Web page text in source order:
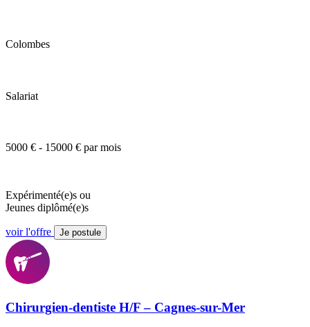
Colombes
Salariat
5000 € - 15000 € par mois
Expérimenté(e)s ou
Jeunes diplômé(e)s
voir l'offre Je postule
Chirurgien-dentiste H/F – Cagnes-sur-Mer